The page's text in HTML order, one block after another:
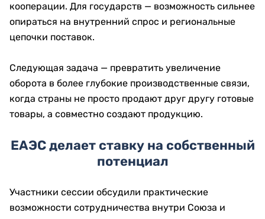
кооперации. Для государств — возможность сильнее
опираться на внутренний спрос и региональные
цепочки поставок.
Следующая задача — превратить увеличение
оборота в более глубокие производственные связи,
когда страны не просто продают друг другу готовые
товары, а совместно создают продукцию.
ЕАЭС делает ставку на собственный
потенциал
Участники сессии обсудили практические
возможности сотрудничества внутри Союза и